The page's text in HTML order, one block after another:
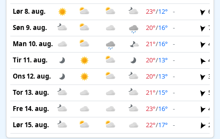
Lør 8. aug.
23°/12° -
6
Søn 9. aug.
20°/16° -
7
Man 10. aug.
21°/16° -
4
Tir 11. aug.
20°/13° -
4
Ons 12. aug.
20°/13° -
3
Tor 13. aug.
21°/15° -
5
Fre 14. aug.
23°/16° -
4
Lør 15. aug.
22°/17° - 2